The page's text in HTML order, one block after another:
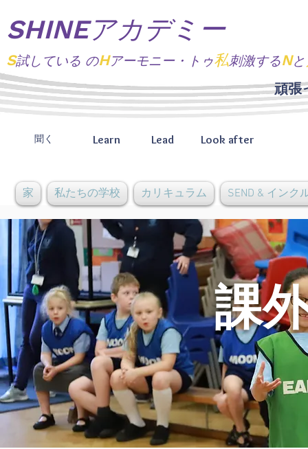
SHINEアカデミー
S試している のHアーモニー・トゥ私刺激するNと
聞く Learn Lead Look after
頑張
家 私たちの学校 カリキュラム SEND & インク
課